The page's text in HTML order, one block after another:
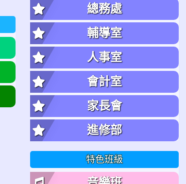
總務處
輔導室
人事室
會計室
家長會
進修部
特色班級